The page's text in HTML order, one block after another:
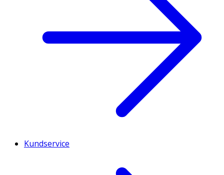
Kundservice